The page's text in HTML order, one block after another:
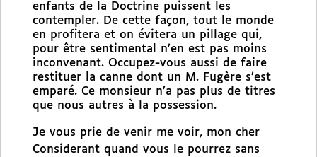
enfants de la Doctrine puissent les
contempler. De cette façon, tout le monde
en profitera et on évitera un pillage qui,
pour être sentimental n’en est pas moins
inconvenant. Occupez-vous aussi de faire
restituer la canne dont un M. Fugère s’est
emparé. Ce monsieur n’a pas plus de titres
que nous autres à la possession.
Je vous prie de venir me voir, mon cher
Considerant quand vous le pourrez sans